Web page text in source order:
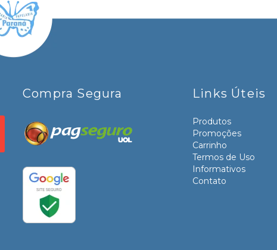
Compra Segura Links Úteis
Produtos
Promoções
Carrinho
Termos de Uso
Informativos
Contato